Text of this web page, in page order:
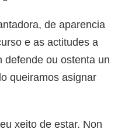
de aparencia
e as actitudes a
defende ou ostenta un
queiramos asignar
xeito de estar. Non